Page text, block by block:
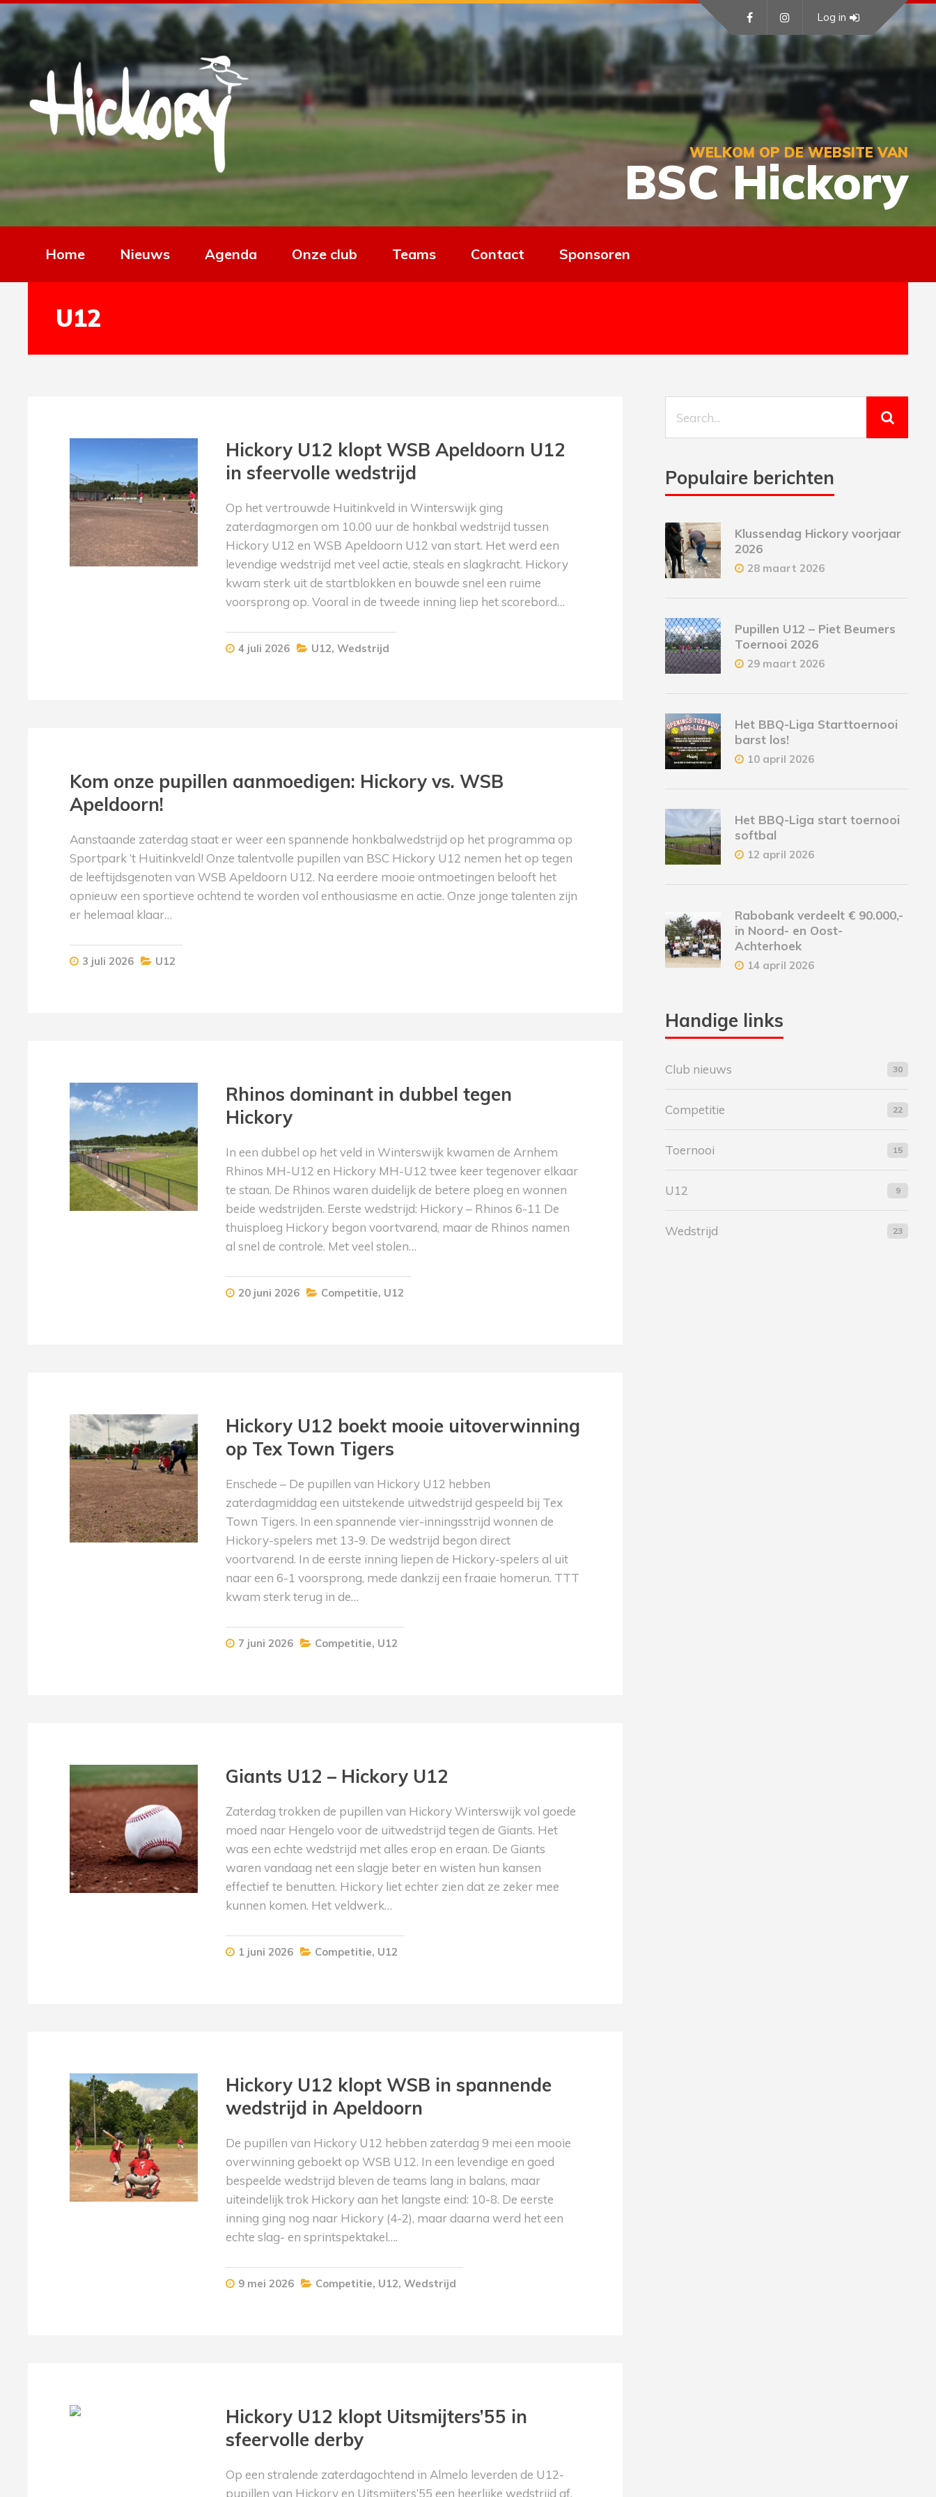
WELKOM OP DE WEBSITE VAN
BSC Hickory
Log in
Home Nieuws Agenda Onze club Teams Contact Sponsoren
U12
Hickory U12 klopt WSB Apeldoorn U12
in sfeervolle wedstrijd
Op het vertrouwde Huitinkveld in Winterswijk ging
zaterdagmorgen om 10.00 uur de honkbal wedstrijd tussen
Hickory U12 en WSB Apeldoorn U12 van start. Het werd een
levendige wedstrijd met veel actie, steals en slagkracht. Hickory
kwam sterk uit de startblokken en bouwde snel een ruime
voorsprong op. Vooral in de tweede inning liep het scorebord…
4 juli 2026 U12, Wedstrijd
Kom onze pupillen aanmoedigen: Hickory vs. WSB
Apeldoorn!
Aanstaande zaterdag staat er weer een spannende honkbalwedstrijd op het programma op
Sportpark ’t Huitinkveld! Onze talentvolle pupillen van BSC Hickory U12 nemen het op tegen
de leeftijdsgenoten van WSB Apeldoorn U12. Na eerdere mooie ontmoetingen belooft het
opnieuw een sportieve ochtend te worden vol enthousiasme en actie. Onze jonge talenten zijn
er helemaal klaar…
3 juli 2026 U12
Rhinos dominant in dubbel tegen
Hickory
In een dubbel op het veld in Winterswijk kwamen de Arnhem
Rhinos MH-U12 en Hickory MH-U12 twee keer tegenover elkaar
te staan. De Rhinos waren duidelijk de betere ploeg en wonnen
beide wedstrijden. Eerste wedstrijd: Hickory – Rhinos 6-11 De
thuisploeg Hickory begon voortvarend, maar de Rhinos namen
al snel de controle. Met veel stolen…
20 juni 2026 Competitie, U12
Hickory U12 boekt mooie uitoverwinning
op Tex Town Tigers
Enschede – De pupillen van Hickory U12 hebben
zaterdagmiddag een uitstekende uitwedstrijd gespeeld bij Tex
Town Tigers. In een spannende vier-inningsstrijd wonnen de
Hickory-spelers met 13-9. De wedstrijd begon direct
voortvarend. In de eerste inning liepen de Hickory-spelers al uit
naar een 6-1 voorsprong, mede dankzij een fraaie homerun. TTT
kwam sterk terug in de…
7 juni 2026 Competitie, U12
Giants U12 – Hickory U12
Zaterdag trokken de pupillen van Hickory Winterswijk vol goede
moed naar Hengelo voor de uitwedstrijd tegen de Giants. Het
was een echte wedstrijd met alles erop en eraan. De Giants
waren vandaag net een slagje beter en wisten hun kansen
effectief te benutten. Hickory liet echter zien dat ze zeker mee
kunnen komen. Het veldwerk…
1 juni 2026 Competitie, U12
Hickory U12 klopt WSB in spannende
wedstrijd in Apeldoorn
De pupillen van Hickory U12 hebben zaterdag 9 mei een mooie
overwinning geboekt op WSB U12. In een levendige en goed
bespeelde wedstrijd bleven de teams lang in balans, maar
uiteindelijk trok Hickory aan het langste eind: 10-8. De eerste
inning ging nog naar Hickory (4-2), maar daarna werd het een
echte slag- en sprintspektakel….
9 mei 2026 Competitie, U12, Wedstrijd
Hickory U12 klopt Uitsmijters’55 in
sfeervolle derby
Op een stralende zaterdagochtend in Almelo leverden de U12-
pupillen van Hickory en Uitsmijters’55 een heerlijke wedstrijd af.
Populaire berichten
Klussendag Hickory voorjaar
2026
28 maart 2026
Pupillen U12 – Piet Beumers
Toernooi 2026
29 maart 2026
Het BBQ-Liga Starttoernooi
barst los!
10 april 2026
Het BBQ-Liga start toernooi
softbal
12 april 2026
Rabobank verdeelt € 90.000,-
in Noord- en Oost-
Achterhoek
14 april 2026
Handige links
Club nieuws 30
Competitie 22
Toernooi 15
U12 9
Wedstrijd 23